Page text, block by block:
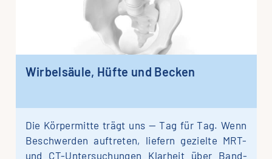
Wir­bel­säu­le, Hüf­te und Becken
Die Kör­per­mit­te trägt uns — Tag für Tag. Wenn
Be­schwerden auf­treten, lie­fern ge­zielte MRT-
und CT-Unter­­­su­chun­­gen Klar­heit über Band­